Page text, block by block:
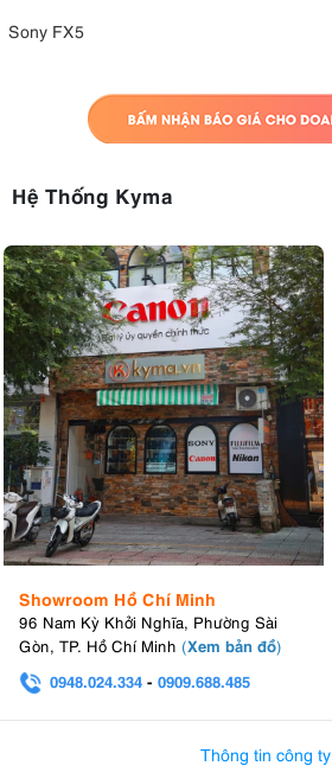
Sony FX5
Hệ Thống Kyma
Showroom Hồ Chí Minh
96 Nam Kỳ Khởi Nghĩa, Phường Sài
Gòn, TP. Hồ Chí Minh (Xem bản đồ)
0948.024.334 - 0909.688.485
Thông tin công ty